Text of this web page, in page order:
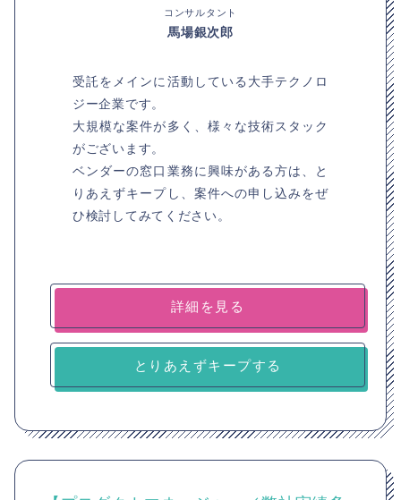
コンサルタント
馬場銀次郎
受託をメインに活動している大手テクノロ
ジー企業です。
大規模な案件が多く、様々な技術スタック
がございます。
ベンダーの窓口業務に興味がある方は、と
りあえずキープし、案件への申し込みをぜ
ひ検討してみてください。
詳細を見る
とりあえずキープする